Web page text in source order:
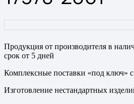
Продукция от производителя в
срок от 5 дней
Комплексные поставки «под ключ» с
Изготовление нестандартных